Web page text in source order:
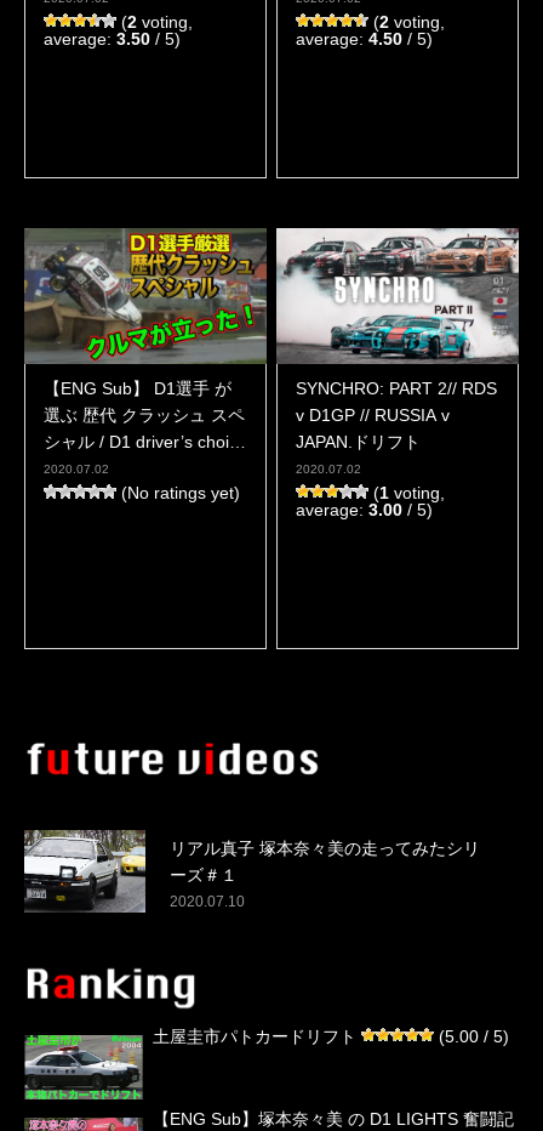
(2 voting,
average: 3.50 / 5)
(2 voting,
average: 4.50 / 5)
【ENG Sub】 D1選手 が
選ぶ 歴代 クラッシュ スペ
シャル / D1 driver’s choice
of crash specials
2020.07.02
(No ratings yet)
SYNCHRO: PART 2// RDS
v D1GP // RUSSIA v
JAPAN.ドリフト
2020.07.02
(1 voting,
average: 3.00 / 5)
リアル真子 塚本奈々美の走ってみたシリ
ーズ＃１
2020.07.10
土屋圭市パトカードリフト (5.00 / 5)
【ENG Sub】塚本奈々美 の D1 LIGHTS 奮闘記